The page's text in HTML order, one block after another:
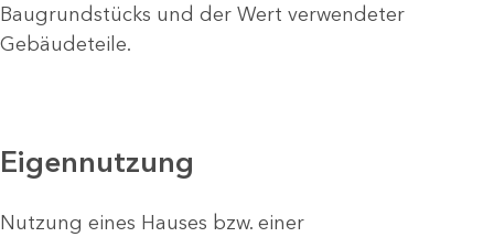
Baugrundstücks und der Wert verwendeter
Gebäudeteile.
Eigennutzung
Nutzung eines Hauses bzw. einer